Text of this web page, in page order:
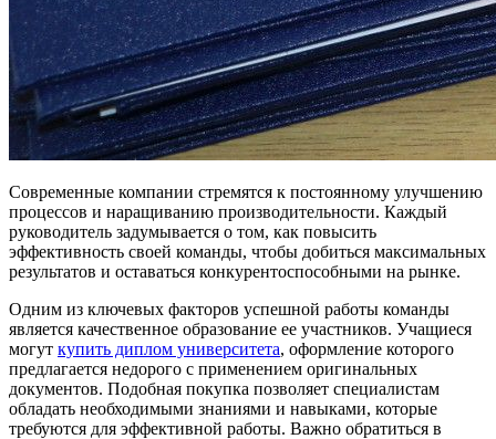
Современные компании стремятся к постоянному улучшению
процессов и наращиванию производительности. Каждый
руководитель задумывается о том, как повысить
эффективность своей команды, чтобы добиться максимальных
результатов и оставаться конкурентоспособными на рынке.
Одним из ключевых факторов успешной работы команды
является качественное образование ее участников. Учащиеся
могут купить диплом университета, оформление которого
предлагается недорого с применением оригинальных
документов. Подобная покупка позволяет специалистам
обладать необходимыми знаниями и навыками, которые
требуются для эффективной работы. Важно обратиться в